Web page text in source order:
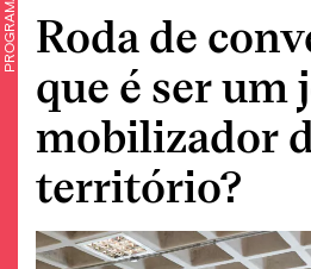
Roda de
que é ser um
mobilizador
território?